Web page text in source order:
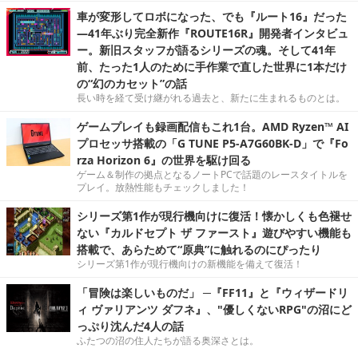
車が変形してロボになった、でも『ルート16』だった
―41年ぶり完全新作『ROUTE16R』開発者インタビュ
ー。新旧スタッフが語るシリーズの魂。そして41年
前、たった1人のために手作業で直した世界に1本だけ
の“幻のカセット”の話
長い時を経て受け継がれる過去と、新たに生まれるものとは。
ゲームプレイも録画配信もこれ1台。AMD Ryzen™ AI
プロセッサ搭載の「G TUNE P5-A7G60BK-D」で『Fo
rza Horizon 6』の世界を駆け回る
ゲーム＆制作の拠点となるノートPCで話題のレースタイトルを
プレイ。放熱性能もチェックしました！
シリーズ第1作が現行機向けに復活！懐かしくも色褪せ
ない『カルドセプト ザ ファースト』遊びやすい機能も
搭載で、あらためて“原典”に触れるのにぴったり
シリーズ第1作が現行機向けの新機能を備えて復活！
「冒険は楽しいものだ」 ─『FF11』と『ウィザードリ
ィ ヴァリアンツ ダフネ』、"優しくないRPG"の沼にど
っぷり沈んだ4人の話
ふたつの沼の住人たちが語る奥深さとは。